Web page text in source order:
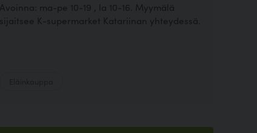
Avoinna: ma-pe 10-19 , la 10-16. Myymälä
sijaitsee K-supermarket Katariinan yhteydessä.